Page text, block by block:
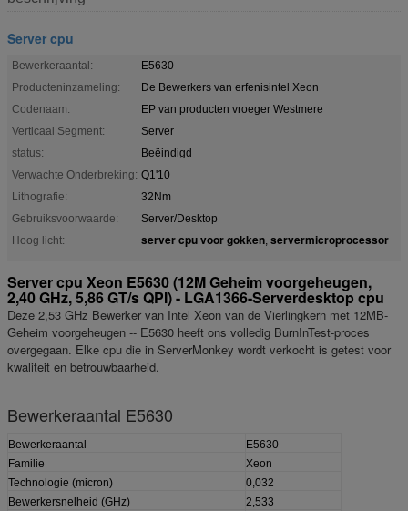
Server cpu
Bewerkeraantal:
E5630
Producteninzameling:
De Bewerkers van erfenisintel Xeon
Codenaam:
EP van producten vroeger Westmere
Verticaal Segment:
Server
status:
Beëindigd
Verwachte Onderbreking: Q1'10
Lithografie:
32Nm
Gebruiksvoorwaarde:
Server/Desktop
Hoog licht:
server cpu voor gokken, servermicroprocessor
Server cpu Xeon E5630 (12M Geheim voorgeheugen,
2,40 GHz, 5,86 GT/s QPI) - LGA1366-Serverdesktop cpu
Deze 2,53 GHz Bewerker van Intel Xeon van de Vierlingkern met 12MB-
Geheim voorgeheugen -- E5630 heeft ons volledig BurnInTest-proces
overgegaan. Elke cpu die in ServerMonkey wordt verkocht is getest voor
kwaliteit en betrouwbaarheid.
Bewerkeraantal E5630
Bewerkeraantal
E5630
Familie
Xeon
Technologie (micron)
0,032
Bewerkersnelheid (GHz)
2,533